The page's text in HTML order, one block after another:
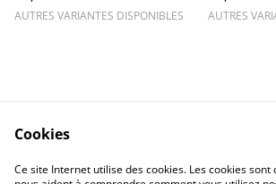
AUTRES VARIANTES DISPONIBLES AUTRES
Contact Us
Legal
Privacy Policy
Cookies
Ce site Internet utilise des cookies. Les cookies